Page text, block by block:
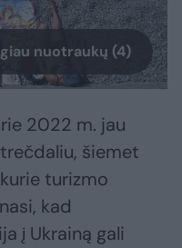
nuotraukų (4)
2022 m. jau
šiemet
turizmo
kad
į Ukrainą gali